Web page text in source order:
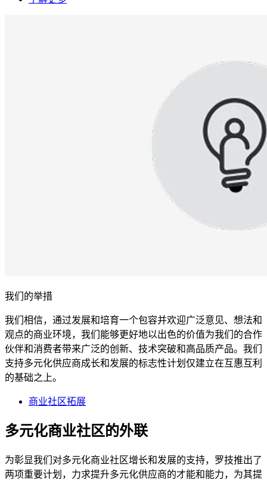
我们的举措
我们相信，通过发展和培育一个包容并欢迎广泛意见、想法和
观点的商业环境，我们能够更好地以出色的价值为我们的合作
伙伴和消费者带来广泛的创新、技术突破和高品质产品。我们
支持多元化供应商成长和发展的标志性计划仅建立在互惠互利
的基础之上。
商业社区拓展
多元化商业社区的外联
为彰显我们对多元化商业社区增长和发展的支持，罗技推出了
两项重要计划，力求提升多元化供应商的才能和能力，为其提